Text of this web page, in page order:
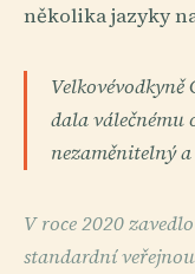
několika jazyky
dala válečnému
nezaměnitelný
V roce 2020
standardní